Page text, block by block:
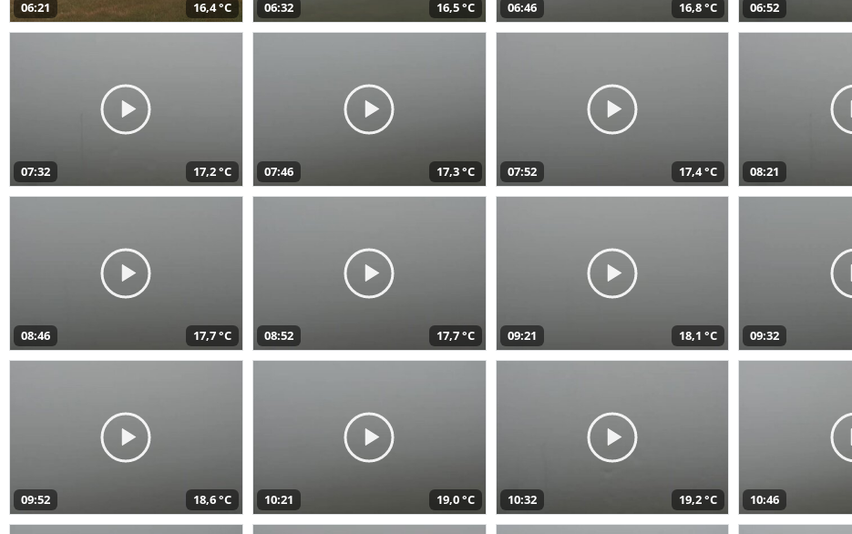
06:21 16,4 °C 06:32 16,5 °C 06:46 16,8 °C 06:52
07:32 17,2 °C 07:46 17,3 °C 07:52 17,4 °C 08:21
08:46 17,7 °C 08:52 17,7 °C 09:21 18,1 °C 09:32
09:52 18,6 °C 10:21 19,0 °C 10:32 19,2 °C 10:46